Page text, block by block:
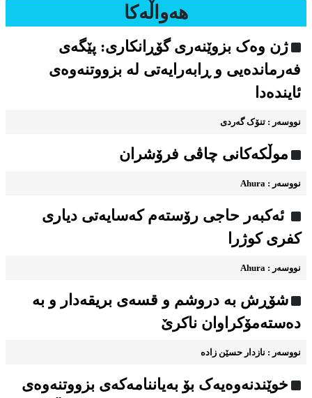
هه‌واڵه‌کا
ژن وەک بزوێنەری گۆڕانکاری: پێگەی
فەرماندەیی و ڕابەرایەتی لە بزووتنەوەی
ئایندەدا
نووسه‌ر : تنۆک گەردی
موڵکەکانی چاڤی فرۆشران
نووسه‌ر : Ahura
ئەکبەر حاجی رۆستەم کەسایەتی دیاری
کفری کوژرا
نووسه‌ر : Ahura
شۆڕش به دروشم و قسه‌ی بریقه‌دار و به
ده‌سته‌مۆکراوان ناکرێ
نووسه‌ر : نازدار حسێن زاده
خوێندنه‌وه‌یه‌ک بۆ به‌یاننامه‌که‌ی بزووتنه‌وه‌ی